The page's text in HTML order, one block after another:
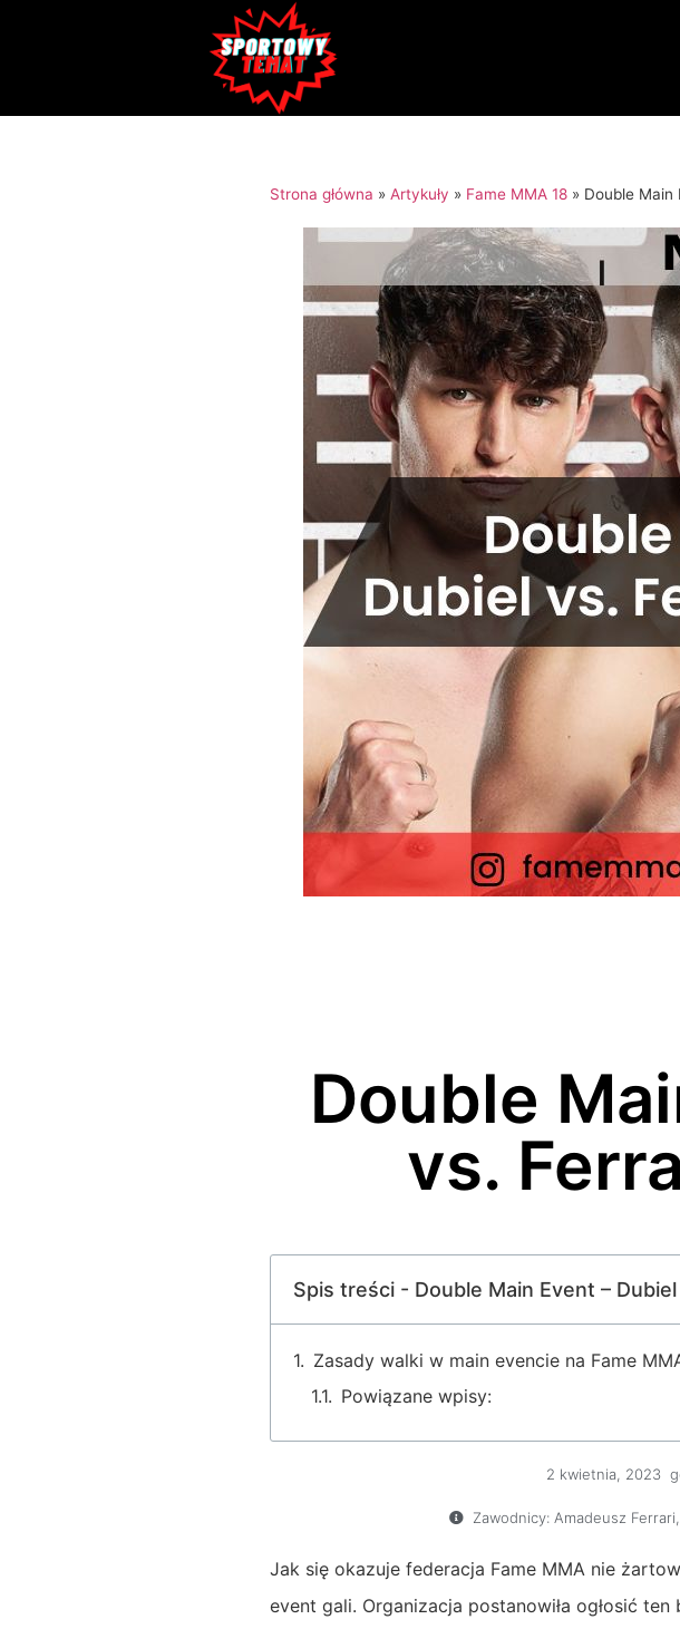
Strona główna » Artykuły » Fame MMA 18 » Double Main
Double
vs.
Spis treści - Double Main Event –
Zasady walki w main evencie na Fame
Powiązane wpisy:
2 kwietnia, 2023
Zawodnicy: Amadeusz Ferrari
Jak się okazuje federacja Fame MMA nie
event gali. Organizacja postanowiła ogłosić